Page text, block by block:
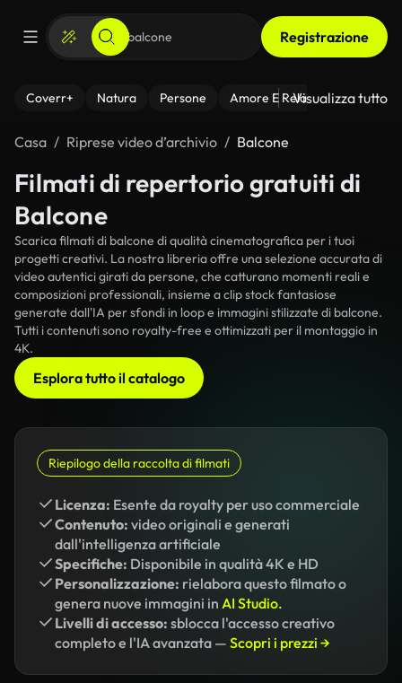
Registrazione
Coverr+ Natura Persone Amore E Relazioni Il
Visualizza tutto
Casa Riprese video d’archivio Balcone
Filmati di repertorio gratuiti di
Balcone
Scarica filmati di balcone di qualità cinematografica per i tuoi
progetti creativi. La nostra libreria offre una selezione accurata di
video autentici girati da persone, che catturano momenti reali e
composizioni professionali, insieme a clip stock fantasiose
generate dall'IA per sfondi in loop e immagini stilizzate di balcone.
Tutti i contenuti sono royalty-free e ottimizzati per il montaggio in
4K.
Esplora tutto il catalogo
Riepilogo della raccolta di filmati
Licenza: Esente da royalty per uso commerciale
Contenuto: video originali e generati
dall'intelligenza artificiale
Specifiche: Disponibile in qualità 4K e HD
Personalizzazione: rielabora questo filmato o
genera nuove immagini in AI Studio.
Livelli di accesso: sblocca l'accesso creativo
completo e l'IA avanzata — Scopri i prezzi →